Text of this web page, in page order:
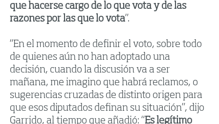
que hacerse cargo de lo que vota y de las
razones por las que lo vota”.
“En el momento de definir el voto, sobre todo
de quienes aún no han adoptado una
decisión, cuando la discusión va a ser
mañana, me imagino que habrá reclamos, o
sugerencias cruzadas de distinto origen para
que esos diputados definan su situación”, dijo
Garrido, al tiempo que añadió: “Es legítimo